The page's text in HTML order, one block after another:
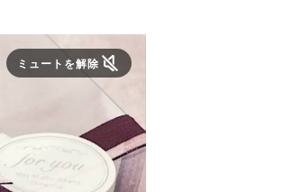
ミュートを解除